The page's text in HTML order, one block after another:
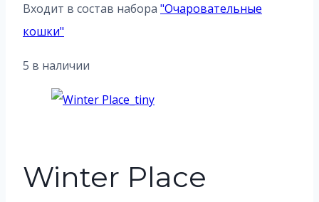
Входит в состав набора "Очаровательные
кошки"
5 в наличии
Winter Place